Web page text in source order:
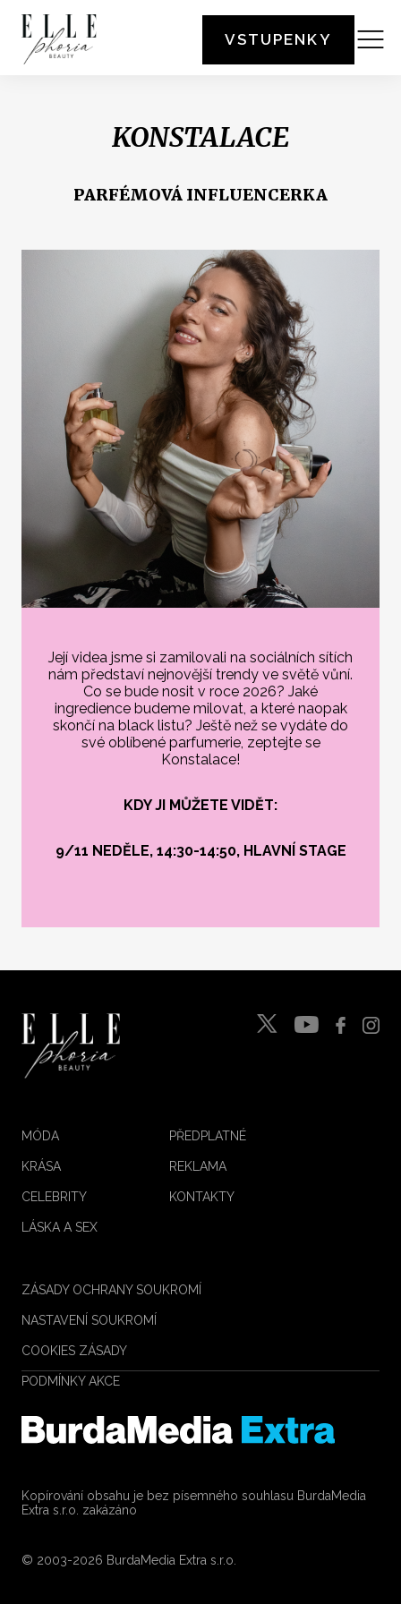
VSTUPENKY
KONSTALACE
PARFÉMOVÁ INFLUENCERKA
Její videa jsme si zamilovali na sociálních sítích
nám představí nejnovější trendy ve světě vůní.
Co se bude nosit v roce 2026? Jaké
ingredience budeme milovat, a které naopak
skončí na black listu? Ještě než se vydáte do
své oblíbené parfumerie, zeptejte se
Konstalace!
KDY JI MŮŽETE VIDĚT:
9/11 NEDĚLE, 14:30-14:50, HLAVNÍ STAGE
MÓDA
KRÁSA
CELEBRITY
LÁSKA A SEX
PŘEDPLATNÉ
REKLAMA
KONTAKTY
ZÁSADY OCHRANY SOUKROMÍ
NASTAVENÍ SOUKROMÍ
COOKIES ZÁSADY
PODMÍNKY AKCE
Kopírování obsahu je bez písemného souhlasu BurdaMedia
Extra s.r.o. zakázáno
© 2003-2026 BurdaMedia Extra s.r.o.